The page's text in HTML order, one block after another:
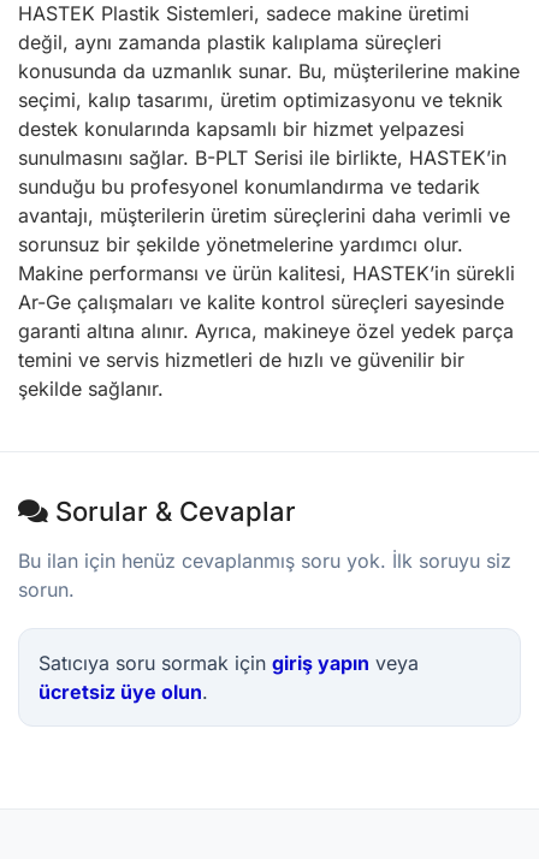
HASTEK Plastik Sistemleri, sadece makine üretimi
değil, aynı zamanda plastik kalıplama süreçleri
konusunda da uzmanlık sunar. Bu, müşterilerine makine
seçimi, kalıp tasarımı, üretim optimizasyonu ve teknik
destek konularında kapsamlı bir hizmet yelpazesi
sunulmasını sağlar. B-PLT Serisi ile birlikte, HASTEK’in
sunduğu bu profesyonel konumlandırma ve tedarik
avantajı, müşterilerin üretim süreçlerini daha verimli ve
sorunsuz bir şekilde yönetmelerine yardımcı olur.
Makine performansı ve ürün kalitesi, HASTEK’in sürekli
Ar-Ge çalışmaları ve kalite kontrol süreçleri sayesinde
garanti altına alınır. Ayrıca, makineye özel yedek parça
temini ve servis hizmetleri de hızlı ve güvenilir bir
şekilde sağlanır.
Sorular & Cevaplar
Bu ilan için henüz cevaplanmış soru yok. İlk soruyu siz
sorun.
Satıcıya soru sormak için giriş yapın veya
ücretsiz üye olun.